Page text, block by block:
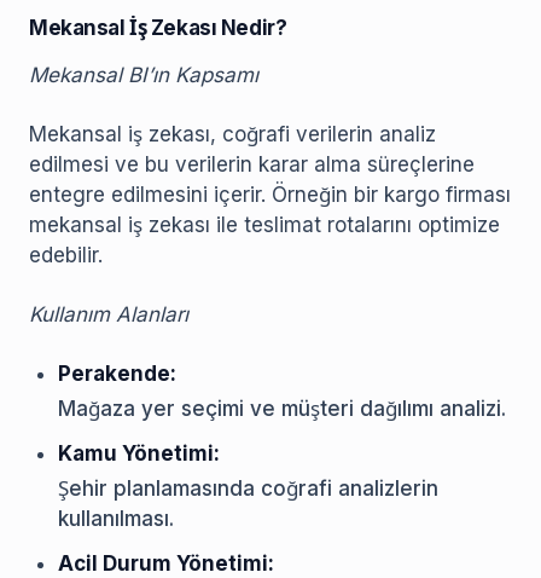
Mekansal İş Zekası Nedir?
Mekansal BI’ın Kapsamı
Mekansal iş zekası, coğrafi verilerin analiz
edilmesi ve bu verilerin karar alma süreçlerine
entegre edilmesini içerir. Örneğin bir kargo firması
mekansal iş zekası ile teslimat rotalarını optimize
edebilir.
Kullanım Alanları
Perakende:
Mağaza yer seçimi ve müşteri dağılımı analizi.
Kamu Yönetimi:
Şehir planlamasında coğrafi analizlerin
kullanılması.
Acil Durum Yönetimi: